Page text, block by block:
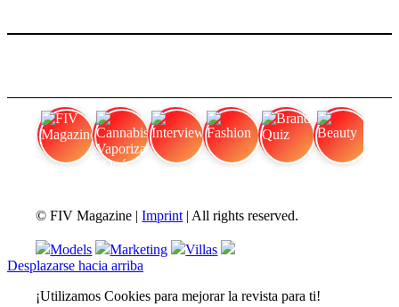
© FIV Magazine |Imprint | All rights reserved.
Models Marketing
Villas
Desplazarse hacia arriba
¡Utilizamos Cookies para mejorar la revista para ti!